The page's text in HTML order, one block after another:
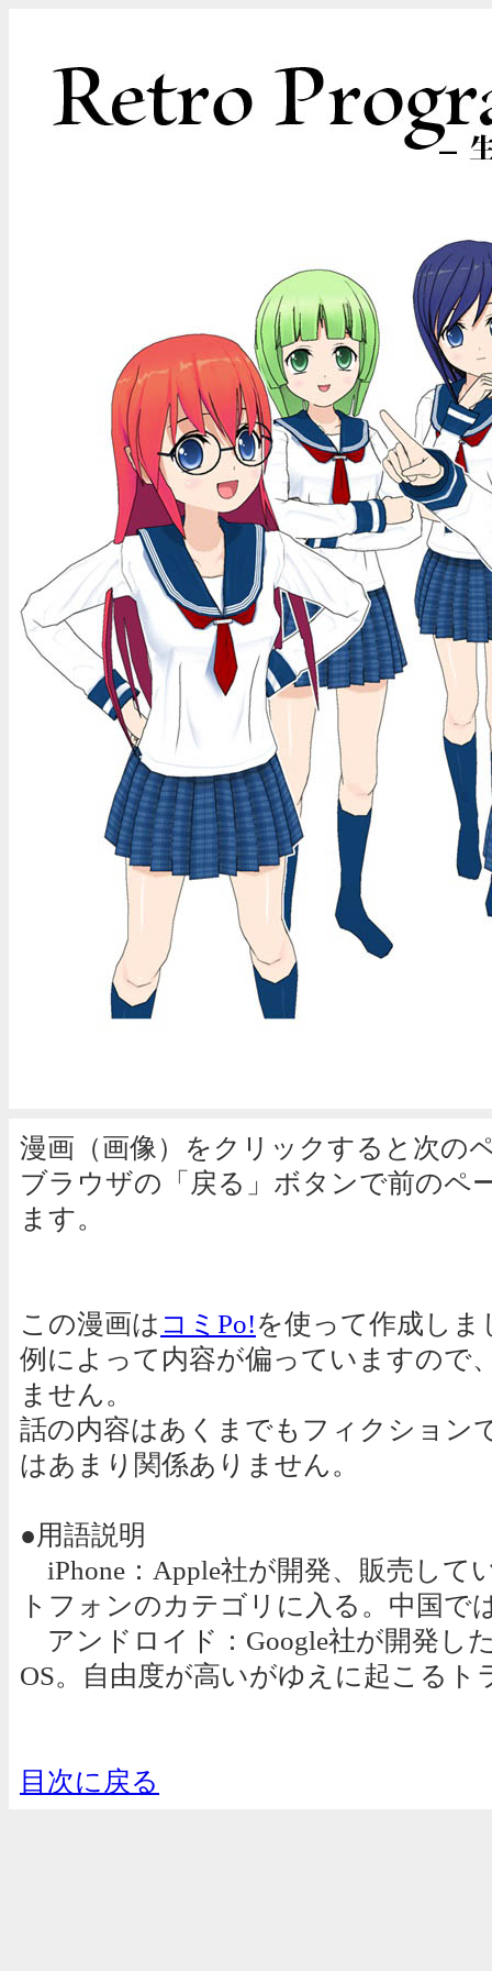
漫画（画像）をクリックすると次の
ブラウザの「戻る」ボタンで前のペ
ます。
この漫画は コミPo!を使って作成しま
例によって内容が偏っていますので
ません。
話の内容はあくまでもフィクション
はあまり関係ありません。
●用語説明
iPhone：Apple社が開発、販売して
トフォンのカテゴリに入る。中国で
アンドロイド：Google社が開発し
OS。自由度が高いがゆえに起こるト
目次に戻る